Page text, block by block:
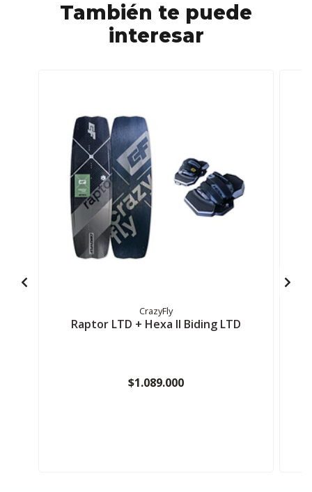
También te puede
interesar
CrazyFly
Raptor LTD + Hexa ll Biding LTD
$1.089.000